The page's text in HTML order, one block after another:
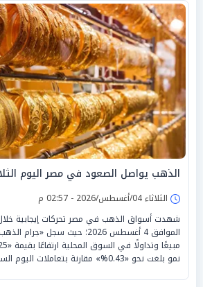
الذهب يواصل الصعود في مصر اليوم الثلاثاء 4-8-
الثلاثاء 04/أغسطس/2026 - 02:57 م
شهدت أسواق الذهب في مصر تحركات إيجابية خلال
نمو بلغت نحو «0.43%» مقارنة بتعاملات اليوم السابق.